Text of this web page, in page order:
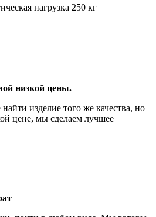
нагрузка 250 кг
низкой цены.
изделие того же качества, но
цене, мы сделаем лучшее